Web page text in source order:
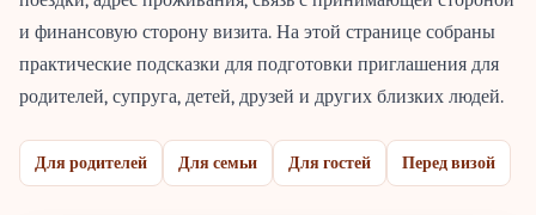
и финансовую сторону визита. На этой странице собраны
практические подсказки для подготовки приглашения для
родителей, супруга, детей, друзей и других близких людей.
Для родителей Для семьи Для гостей Перед визой